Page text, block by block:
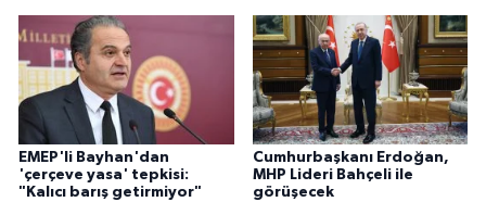
EMEP'li Bayhan'dan
'çerçeve yasa' tepkisi:
"Kalıcı barış getirmiyor"
Cumhurbaşkanı Erdoğan,
MHP Lideri Bahçeli ile
görüşecek